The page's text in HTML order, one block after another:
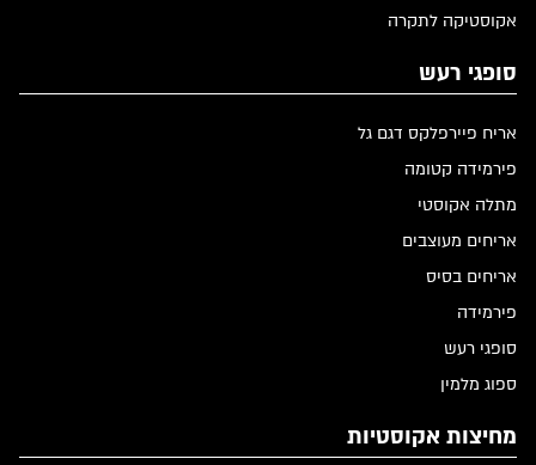
אקוסטיקה לתקרה
סופגי רעש
אריח פיירפלקס דגם גל
פירמידה קטומה
מתלה אקוסטי
אריחים מעוצבים
אריחים בסיס
פירמידה
סופגי רעש
ספוג מלמין
מחיצות אקוסטיות